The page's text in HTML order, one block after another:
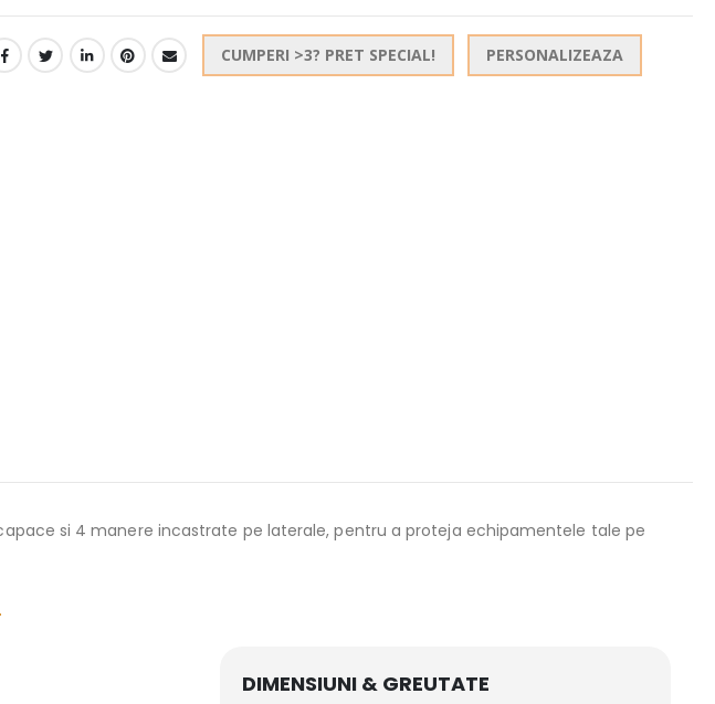
CUMPERI >3? PRET SPECIAL! PERSONALIZEAZA
si 4 manere incastrate pe laterale, pentru a proteja echipamentele tale pe
DIMENSIUNI & GREUTATE